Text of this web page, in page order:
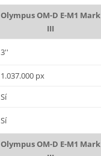
Olympus OM-D E-M1 Mark
III
3''
1.037.000 px
Sí
Sí
Olympus OM-D E-M1 Mark